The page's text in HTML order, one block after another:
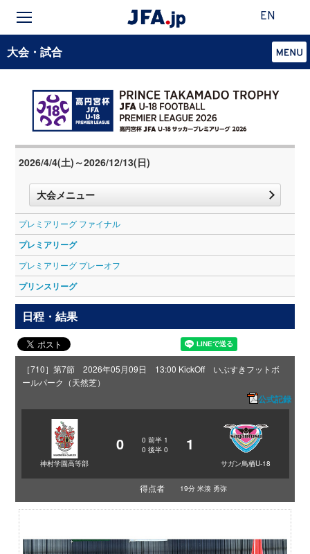
EN
大会・試合
2026/4/4(土)～2026/12/13(日)
大会メニュー
プレミアリーグ ファイナル
プレミアリーグ
プレミアリーグ プレーオフ
プリンスリーグ
日程・結果
［710］第7節 2026年05月09日 13:00 KickOff いぶすきフットボ
ールパーク（天然芝）
公式記録
神村学園高等部
0 0 前半 1
0 後半 0 1
サガン鳥栖U-18
得点者 19分 米湊 勇弥